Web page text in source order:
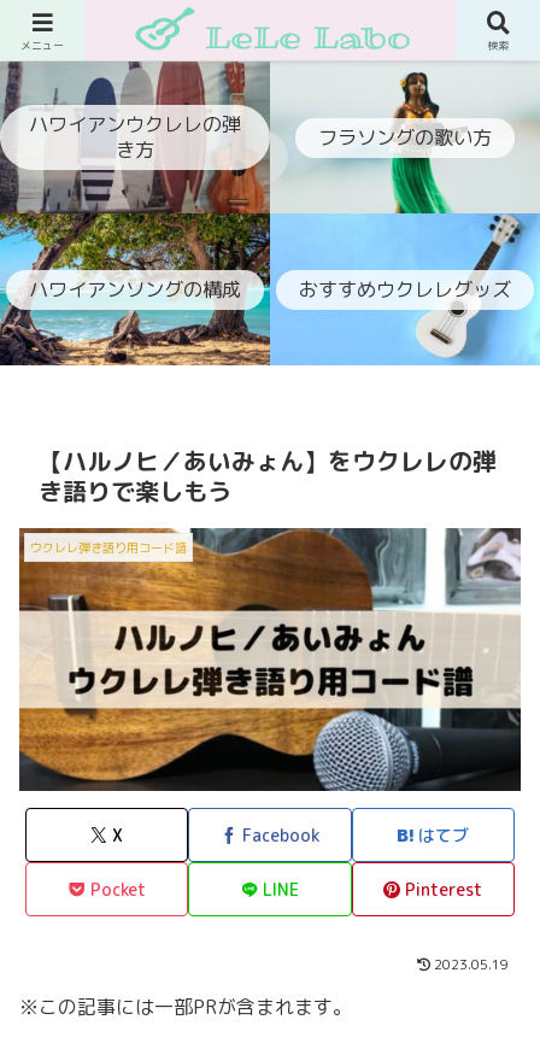
ウクレレでフラ伴奏ができるようになるブログ
ハワイアンウクレレの弾
き方
フラソングの歌い方
ハワイアンソングの構成 おすすめウクレレグッズ
【ハルノヒ／あいみょん】をウクレレの弾
き語りで楽しもう
ウクレレ弾き語り用コード譜
X Facebook はてブ
Pocket LINE Pinterest
2023.05.19
※この記事には一部PRが含まれます。
メニュー 検索